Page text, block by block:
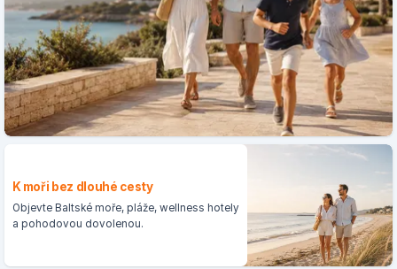
K moři bez dlouhé cesty
Objevte Baltské moře, pláže, wellness hotely
a pohodovou dovolenou.